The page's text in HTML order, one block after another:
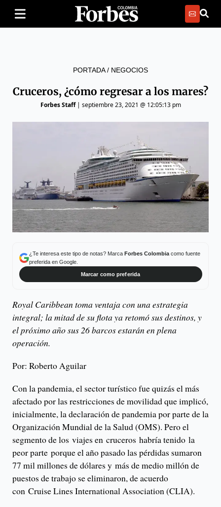
PORTADA/ NEGOCIOS
Cruceros, ¿cómo regresar a los mares?
Forbes Staff| septiembre 23, 2021 @ 12:05:13 pm
¿Te interesa este tipo de notas? Marca Forbes Colombiacomo fuente
preferida en Google.
Marcar como preferida
Royal Caribbean toma ventaja con una estrategia
integral; la mitad de su flota ya retomó sus destinos, y
el próximo año sus 26 barcos estarán en plena
operación.
Por: Roberto Aguilar
Con la pandemia, el sector turístico fue quizás el más
afectado por las restricciones de movilidad que implicó,
inicialmente, la declaración de pandemia por parte de la
Organización Mundial de la Salud (OMS). Pero el
segmento de los viajes en cruceros habría tenido la
peor parte porque el año pasado las pérdidas sumaron
77 mil millones de dólares y más de medio millón de
puestos de trabajo se eliminaron, de acuerdo
con Cruise Lines International Association (CLIA).